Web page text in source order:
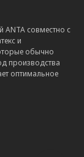
совместно с
и
обычно
производства
оптимальное